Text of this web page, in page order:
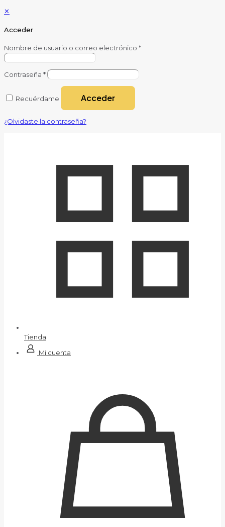
✕
Acceder
Nombre de usuario o correo electrónico *
Contraseña *
Recuérdame Acceder
¿Olvidaste la contraseña?
Tienda
Mi cuenta